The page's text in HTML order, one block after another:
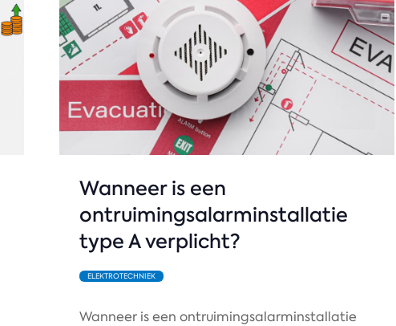
Wanneer is een
ontruimingsalarminstallatie
type A verplicht?
ELEKTROTECHNIEK
Wanneer is een ontruimingsalarminstallatie